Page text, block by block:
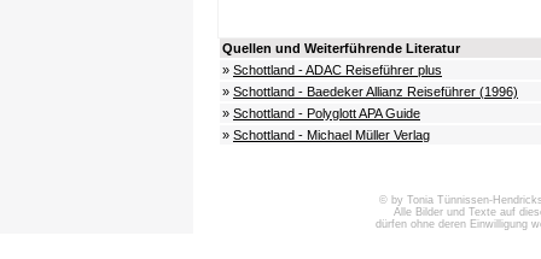
Quellen und Weiterführende Literatur
» Schottland - ADAC Reiseführer plus
» Schottland - Baedeker Allianz Reiseführer (1996)
» Schottland - Polyglott APA Guide
» Schottland - Michael Müller Verlag
© by Tonia Tünnissen-
Alle Bilder und Texte auf
dürfen ohne deren Einwilligung